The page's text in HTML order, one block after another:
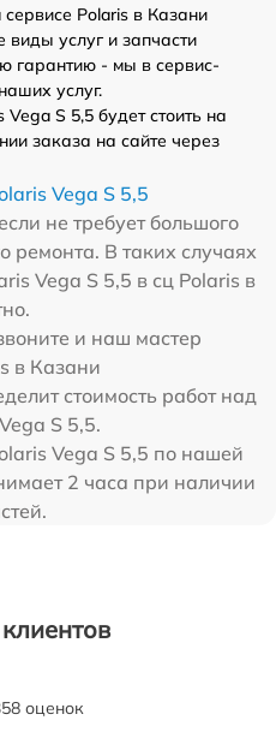
Polaris в Казани
услуг и запчасти
гарантию - мы в сервис-
услуг.
S 5,5 будет стоить на
заказа на сайте через
Vega S 5,5
не требует большого
ремонта. В таких случаях
Vega S 5,5 в сц Polaris в
и наш мастер
в Казани
стоимость работ над
S 5,5.
Vega S 5,5 по нашей
2 часа при наличии
оценок